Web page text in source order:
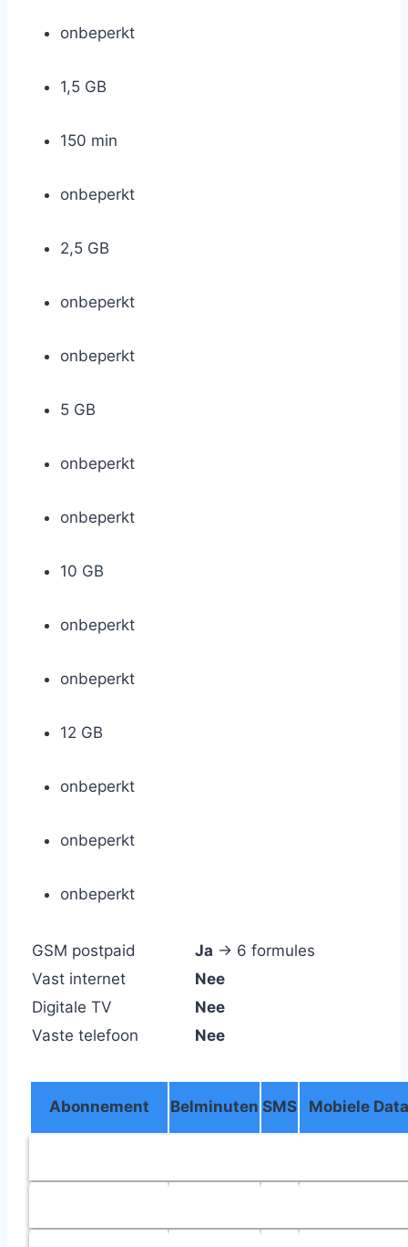
onbeperkt
1,5 GB
150 min
onbeperkt
2,5 GB
onbeperkt
onbeperkt
5 GB
onbeperkt
onbeperkt
10 GB
onbeperkt
onbeperkt
12 GB
onbeperkt
onbeperkt
onbeperkt
GSM postpaid Ja → 6 formules
Vast internet
Nee
Digitale TV
Nee
Vaste telefoon
Nee
Abonnement Belminuten SMS Mobiele Data